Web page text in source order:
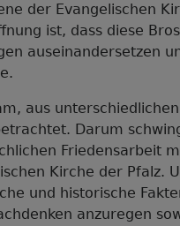
der Evangelischen
ist, dass diese
auseinandersetzen
aus
Darum
Friedensarbeit
Kirche der Pfalz.
und historische
anzuregen